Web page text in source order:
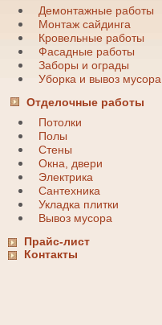
Демонтажные работы
Монтаж сайдинга
Кровельные работы
Фасадные работы
Заборы и ограды
Уборка и вывоз мусора
Отделочные работы
Потолки
Полы
Стены
Окна, двери
Электрика
Сантехника
Укладка плитки
Вывоз мусора
Прайс-лист
Контакты